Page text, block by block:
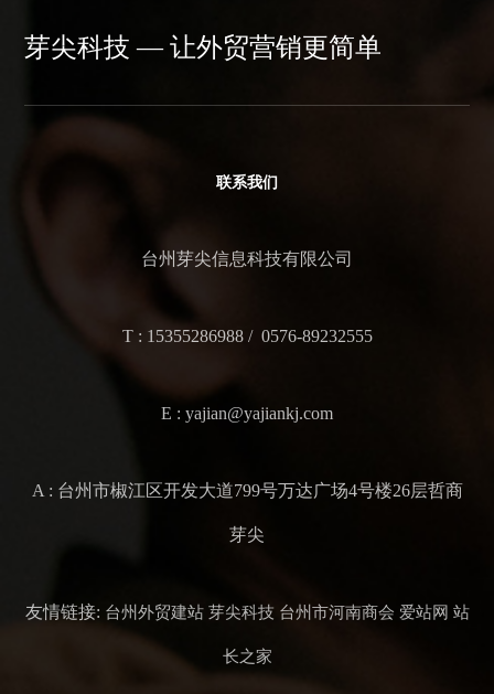
芽尖科技 — 让外贸营销更简单
联系我们
台州芽尖信息科技有限公司
T : 15355286988 / 0576-89232555
E : yajian@yajiankj.com
A : 台州市椒江区开发大道799号万达广场4号楼26层哲商
芽尖
友情链接: 台州外贸建站 芽尖科技 台州市河南商会 爱站网 站
长之家